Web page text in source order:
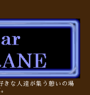
な人達が集う憩いの場